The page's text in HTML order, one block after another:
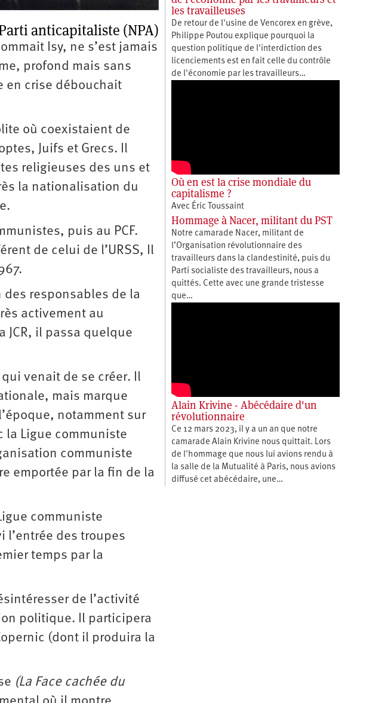
anticapitaliste (NPA)
Isy, ne s’est jamais
profond mais sans
en crise débouchait
où coexistaient de
Juifs et Grecs. Il
religieuses des uns et
la nationalisation du
puis au PCF.
de celui de l’URSS, Il
des responsables de la
activement au
JCR, il passa quelque
venait de se créer. Il
mais marque
notamment sur
la Ligue communiste
communiste
emportée par la fin de la
communiste
des troupes
temps par la
de l’activité
politique. Il participera
(dont il produira la
(La Face cachée du
les travailleuses
De retour de l'usine de Vencorex en grève,
Philippe Poutou explique pourquoi la
question politique de l'interdiction des
licenciements est en fait celle du contrôle
de l'économie par les travailleurs…
Où en est la crise mondiale du
capitalisme ?
Avec Éric Toussaint
Hommage à Nacer, militant du PST
Notre camarade Nacer, militant de
l’Organisation révolutionnaire des
travailleurs dans la clandestinité, puis du
Parti socialiste des travailleurs, nous a
quittés. Cette avec une grande tristesse
que…
Alain Krivine - Abécédaire d'un
révolutionnaire
Ce 12 mars 2023, il y a un an que notre
camarade Alain Krivine nous quittait. Lors
de l'hommage que nous lui avions rendu à
la salle de la Mutualité à Paris, nous avions
diffusé cet abécédaire, une…